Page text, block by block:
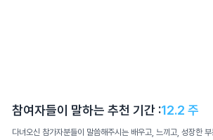
참여자들이 말하는 추천 기간 :12.2 주
다녀오신 참가자분들이 말씀해주시는 배우고, 느끼고, 성장한